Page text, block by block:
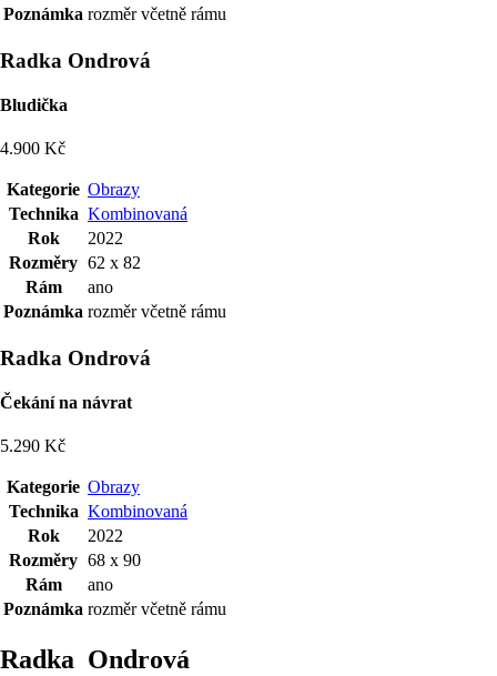
Poznámka rozměr včetně rámu
Radka Ondrová
Bludička
4.900 Kč
Kategorie Obrazy
Technika Kombinovaná
Rok
2022
Rozměry 62 x 82
Rám
ano
Poznámka rozměr včetně rámu
Radka Ondrová
Čekání na návrat
5.290 Kč
Kategorie Obrazy
Technika Kombinovaná
Rok
2022
Rozměry 68 x 90
Rám
ano
Poznámka rozměr včetně rámu
Radka Ondrová